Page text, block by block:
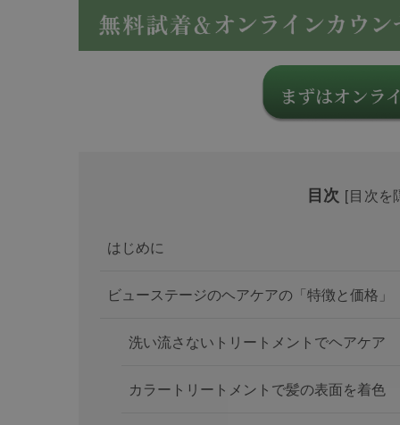
目次 [目次を
はじめに
ビューステージのヘアケアの「特徴と価格」
洗い流さないトリートメントでヘアケア
カラートリートメントで髪の表面を着色